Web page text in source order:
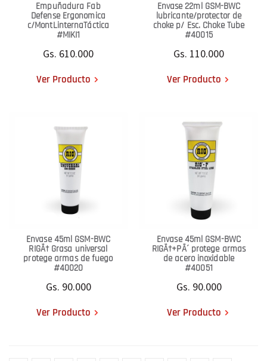
Empuñadura Fab
Defense Ergonomica
c/MontLinternaTáctica
#MIKI1
Gs. 610.000
Ver Producto
Envase 22ml GSM-BWC
lubricante/protector de
choke p/ Esc. Choke Tube
#40015
Gs. 110.000
Ver Producto
Envase 45ml GSM-BWC
RIGÃ† Grasa universal
protege armas de fuego
#40020
Gs. 90.000
Ver Producto
Envase 45ml GSM-BWC
RIGÃ†+PÃ´ protege armas
de acero inoxidable
#40051
Gs. 90.000
Ver Producto